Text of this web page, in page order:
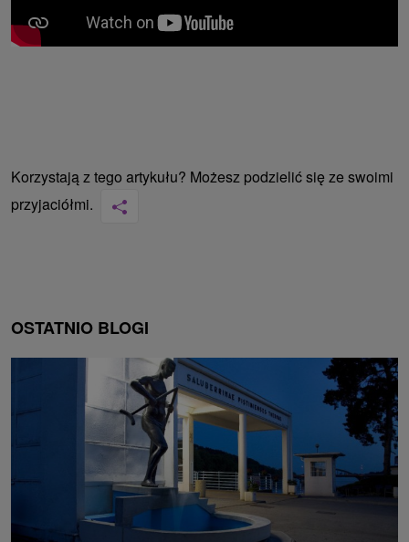
Korzystają z tego artykułu? Możesz podzielić się ze swoimi
przyjaciółmi.
OSTATNIO BLOGI